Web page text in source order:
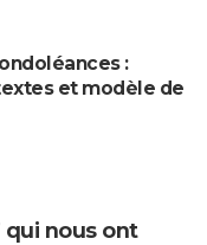
:
et modèle de
qui nous ont